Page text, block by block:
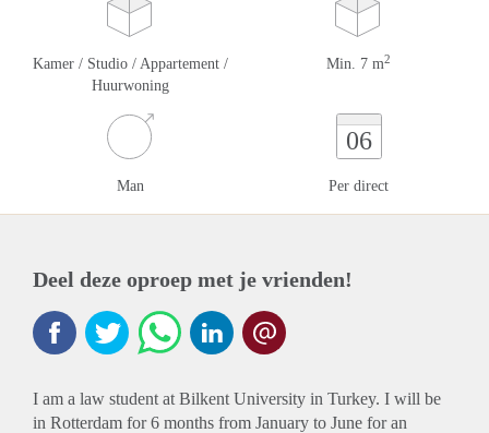
Kamer / Studio / Appartement /
Huurwoning
Min. 7 m2
Man
06
Per direct
Deel deze oproep met je vrienden!
I am a law student at Bilkent University in Turkey. I will be
in Rotterdam for 6 months from January to June for an